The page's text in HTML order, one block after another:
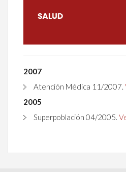
2007
Atención Médica 11/2007.
2005
Superpoblación 04/2005.